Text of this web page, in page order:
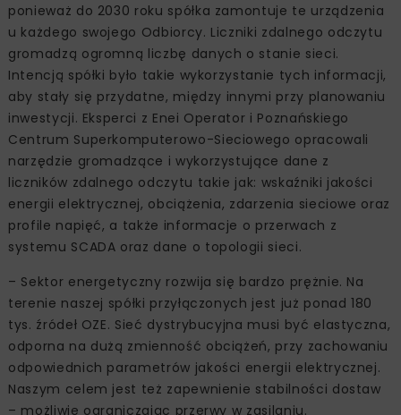
ponieważ do 2030 roku spółka zamontuje te urządzenia
u każdego swojego Odbiorcy. Liczniki zdalnego odczytu
gromadzą ogromną liczbę danych o stanie sieci.
Intencją spółki było takie wykorzystanie tych informacji,
aby stały się przydatne, między innymi przy planowaniu
inwestycji. Eksperci z Enei Operator i Poznańskiego
Centrum Superkomputerowo-Sieciowego opracowali
narzędzie gromadzące i wykorzystujące dane z
liczników zdalnego odczytu takie jak: wskaźniki jakości
energii elektrycznej, obciążenia, zdarzenia sieciowe oraz
profile napięć, a także informacje o przerwach z
systemu SCADA oraz dane o topologii sieci.
– Sektor energetyczny rozwija się bardzo prężnie. Na
terenie naszej spółki przyłączonych jest już ponad 180
tys. źródeł OZE. Sieć dystrybucyjna musi być elastyczna,
odporna na dużą zmienność obciążeń, przy zachowaniu
odpowiednich parametrów jakości energii elektrycznej.
Naszym celem jest też zapewnienie stabilności dostaw
– możliwie ograniczając przerwy w zasilaniu.